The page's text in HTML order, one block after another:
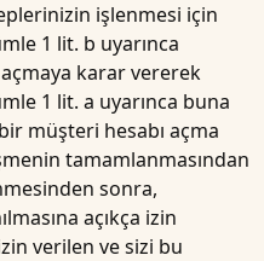
işlenmesi için
1 lit. b uyarınca
açmaya karar vererek
1 lit. a uyarınca buna
müşteri hesabı açma
tamamlanmasından
sonra,
açıkça izin
verilen ve sizi bu